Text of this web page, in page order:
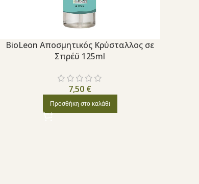
BioLeon Αποσμητικός Κρύσταλλος σε
Σπρέϋ 125ml
7,50 €
Προσθήκη στο καλάθι